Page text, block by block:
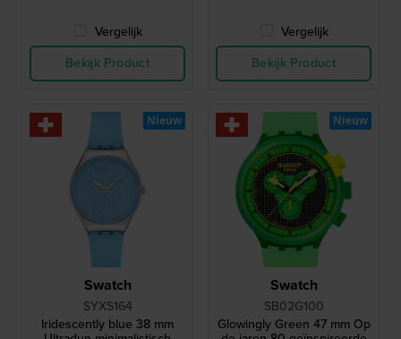
Vergelijk
Bekijk Product
Vergelijk
Bekijk Product
Swatch
SYXS164
Iridescently blue 38 mm
Nieuw
Swatch
SB02G100
Glowingly Green 47 mm Op
Nieuw